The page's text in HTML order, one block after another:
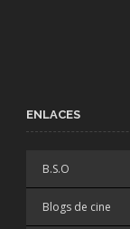
ENLACES
B.S.O
Blogs de cine